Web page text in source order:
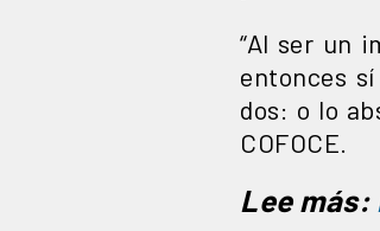
“Al ser un
entonces
dos: o lo
COFOCE.
Lee más: